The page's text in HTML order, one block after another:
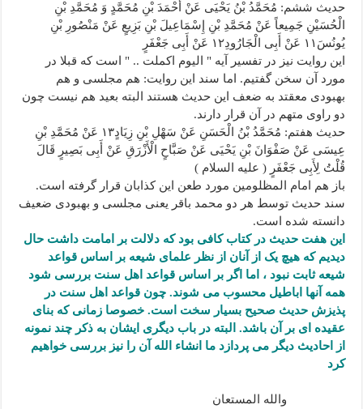
حدیث ششم: مُحَمَّدُ بْنُ یَحْیَى عَنْ أَحْمَدَ بْنِ مُحَمَّدٍ وَ مُحَمَّدِ بْنِ
الْحُسَیْنِ جَمِیعاً عَنْ مُحَمَّدِ بْنِ إِسْمَاعِیلَ بْنِ بَزِیعٍ عَنْ مَنْصُورِ بْنِ
یُونُسَ۱۱ عَنْ أَبِی الْجَارُودِ۱۲ عَنْ أَبِی جَعْفَرٍ
این روایت نیز در تفسیر آیه " الیوم اکملت .. " است که قبلا در
مورد آن سخن گفتیم. اما سند این روایت: هم مجلسی و هم
بهبودی معقتد به ضعف این حدیث هستند البته بعید هم نیست چون
دو راوی متهم در آن قرار دارند.
حدیث هفتم: مُحَمَّدُ بْنُ الْحَسَنِ عَنْ سَهْلِ بْنِ زِیَادٍ۱۳ عَنْ مُحَمَّدِ بْنِ
عِیسَى عَنْ صَفْوَانَ بْنِ یَحْیَى عَنْ صَبَّاحٍ الْأَزْرَقِ عَنْ أَبِی بَصِیرٍ قَالَ
قُلْتُ لِأَبِی جَعْفَرٍ ( علیه السلام )
باز هم امام المظلومین مورد طعن این کذابان قرار گرفته است.
سند حدیث توسط هر دو محمد باقر یعنی مجلسی و بهبودی ضعیف
دانسته شده است.
این هفت حدیث در کتاب کافی بود که دلالت بر امامت داشت حال
دیدیم که هیچ یک از آنان از نظر علمای شیعه بر اساس قواعد
شیعه ثابت نبود ، اما اگر بر اساس قواعد اهل سنت بررسی شود
همه آنها اباطیل محسوب می شوند. چون قواعد اهل سنت در
پذیزش حدیث صحیح بسیار سخت است. خصوصا زمانی که بنای
عقیده ای بر آن باشد. البته در باب دیگری ایشان به ذکر چند نمونه
از احادیث دیگر می پردازد ما انشاء الله آن را نیز بررسی خواهیم
کرد
والله المستعان